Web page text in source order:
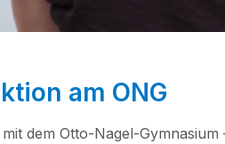
am ONG
dem Otto-Nagel-Gym­na­si­um